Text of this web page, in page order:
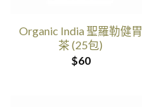
Organic India 聖羅勒健胃
茶 (25包)
$60